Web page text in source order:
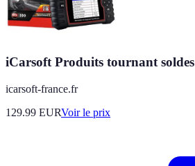
iCarsoft Produits tournant soldes
icarsoft-france.fr
129.99 EURVoir le prix